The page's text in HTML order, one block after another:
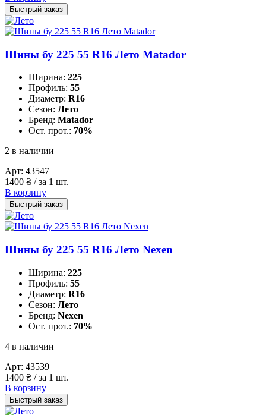
Быстрый заказ
Шины бу 225 55 R16 Лето Matador
Ширина: 225
Профиль: 55
Диаметр: R16
Сезон: Лето
Бренд: Matador
Ост. прот.: 70%
2 в наличии
Арт: 43547
1400 ₴ / за 1 шт.
В корзину
Быстрый заказ
Шины бу 225 55 R16 Лето Nexen
Ширина: 225
Профиль: 55
Диаметр: R16
Сезон: Лето
Бренд: Nexen
Ост. прот.: 70%
4 в наличии
Арт: 43539
1400 ₴ / за 1 шт.
В корзину
Быстрый заказ